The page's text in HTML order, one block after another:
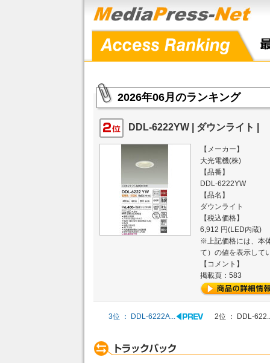
2026年06月のランキング
DDL-6222YW | ダウンライト |
【メーカー】
大光電機(株)
【品番】
DDL-6222YW
【品名】
ダウンライト
【税込価格】
6,912 円(LED内蔵)
※上記価格には、本
て）の値を表示して
【コメント】
掲載頁：583
3位 ： DDL-6222A... 2位 ： DDL-